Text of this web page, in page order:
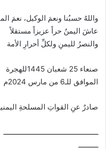
واللهُ حسبُنا ونعمَ الوكيل، نعمَ
عاشَ اليمنُ حراً عزيزاً مستقلاً
والنصرُ لليمنِ ولكلِّ أحرارِ الأمة
صنعاء 25 شعبان 1445للهجرة
الموافق للـ6 من مارس 2024م
صادرٌ عنِ القواتِ المسلحةِ
ــــــــــــــــــــــــــــــــــــــــــــــــ
ــــــــــ